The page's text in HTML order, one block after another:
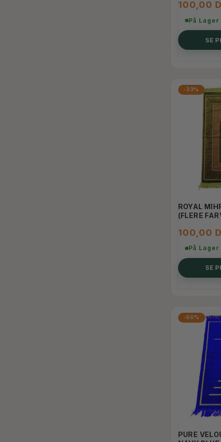
100,00
På Lager
SE
-33%
ROYAL
(FLERE
100,00
På Lager
SE
-50%
PURE